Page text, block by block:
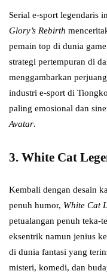
Serial e-sport legendaris
Glory’s Rebirth
pemain top di dunia game
strategi pertempuran di
menggambarkan
industri e-sport di
paling emosional dan
Avatar.
3. White Cat
Kembali dengan desain
penuh humor, White Cat
petualangan penuh teka-
eksentrik namun jenius
di dunia fantasi yang
misteri, komedi, dan